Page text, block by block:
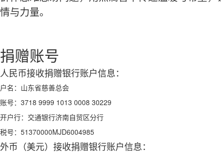
情与力量。
捐赠账号
人民币接收捐赠银行账户信息：
户名： 山东省慈善总会
账号： 3718 9999 1013 0008 30229
开户行： 交通银行济南自贸区分行
税号： 51370000MJD6004985
外币（美元）接收捐赠银行账户信息：